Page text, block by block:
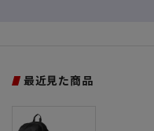
最近見た商品